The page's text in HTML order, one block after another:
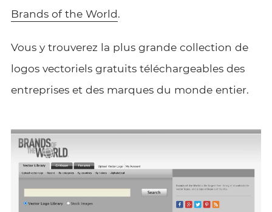
Brands of the World.
Vous y trouverez la plus grande collection de
logos vectoriels gratuits téléchargeables des
entreprises et des marques du monde entier.